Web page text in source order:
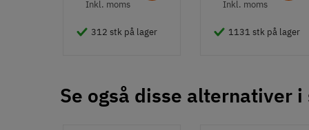
Inkl. moms
312 stk på lager
Inkl. moms
1131 stk på lager
Se også disse alternativer